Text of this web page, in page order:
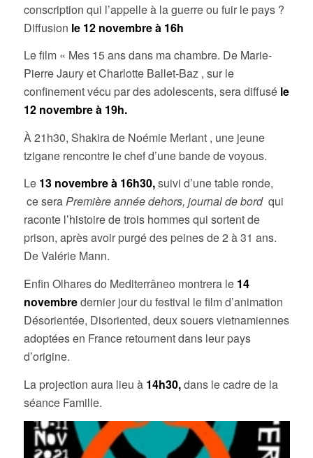
conscription qui l’appelle à la guerre ou fuir le pays ?
Diffusion le 12 novembre à 16h
Le film « Mes 15 ans dans ma chambre. De Marie-
Pierre Jaury et Charlotte Ballet-Baz , sur le
confinement vécu par des adolescents, sera diffusé le
12 novembre à 19h.
À 21h30, Shakira de Noémie Merlant , une jeune
tzigane rencontre le chef d’une bande de voyous.
Le 13 novembre à 16h30,suivi d’une table ronde,
ce seraPremière année dehors, journal de bordqui
raconte l’histoire de trois hommes qui sortent de
prison, après avoir purgé des peines de 2 à 31 ans.
De Valérie Mann.
Enfin Olhares do Mediterrâneo montrera le 14
novembredernier jour du festival le film d’animation
Désorientée, Disoriented, deux souers vietnamiennes
adoptées en France retournent dans leur pays
d’origine.
La projection aura lieu à 14h30,dans le cadre de la
séance Famille.